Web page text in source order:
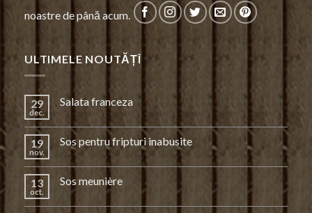
noastre de până acum.
ULTIMELE NOUTĂȚÎ
29
dec.
Salata franceza
19
nov.
Sos pentru fripturi inabusite
13
oct.
Sos meunière